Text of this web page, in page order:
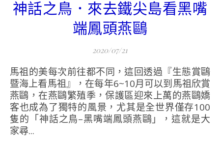
神話之鳥．來去鐵尖島看黑嘴
端鳳頭燕鷗
2020/07/21
馬祖的美每次前往都不同，這回透過『生態賞鷗
暨海上看馬祖』，在每年6~10月可以到馬祖欣賞
燕鷗，在燕鷗繁殖季，保護區迎來上萬的燕鷗嬌
客也成為了獨特的風景，尤其是全世界僅存100
隻的「神話之鳥–黑嘴端鳳頭燕鷗」，這就是大
家尋...